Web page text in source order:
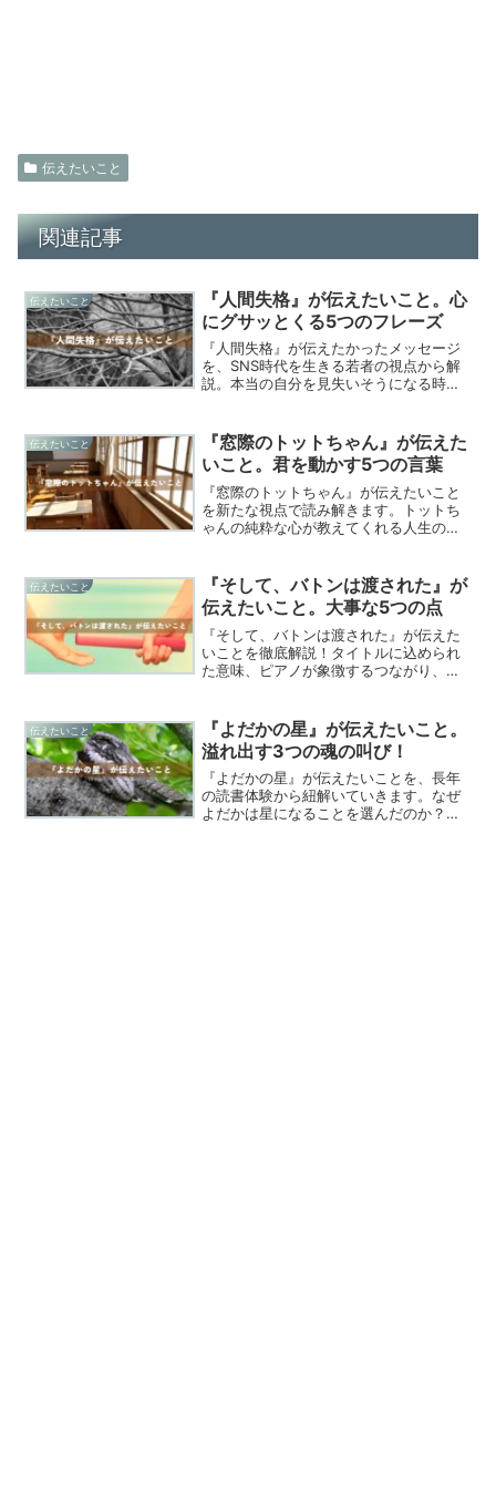
伝えたいこと
関連記事
伝えたいこと
『人間失格』が伝えたいこと。心
にグサッとくる5つのフレーズ
『人間失格』が伝えたかったメッセージ
を、SNS時代を生きる若者の視点から解
説。本当の自分を見失いそうになる時、
的なヒントと共に、現代に通じる普遍的
な価値を紹介します。
伝えたいこと
『窓際のトットちゃん』が伝えた
いこと。君を動かす5つの言葉
『窓際のトットちゃん』が伝えたいこと
を新たな視点で読み解きます。トットち
ゃんの純粋な心が教えてくれる人生の智
指導。この名作が秘める真のメッセージ
を、文学的考察とともにお届けします。
伝えたいこと
『そして、バトンは渡された』が
伝えたいこと。大事な5つの点
『そして、バトンは渡された』が伝えた
いことを徹底解説！タイトルに込められ
た意味、ピアノが象徴するつながり、そ
伝えたいこと
『よだかの星』が伝えたいこと。
溢れ出す3つの魂の叫び！
『よだかの星』が伝えたいことを、長年
の読書体験から紐解いていきます。なぜ
よだかは星になることを選んだのか？そ